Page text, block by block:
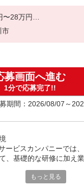
〜28万円
や前職給与に応じて決
市
募画面へ進む
1分で応募完了!!
期間：2026/08/07～
ービスカンパニーでは
、基礎的な研修に加え
高度な調理技術や特殊
もっと見る